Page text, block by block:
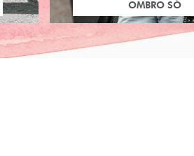
OMBRO SÓ